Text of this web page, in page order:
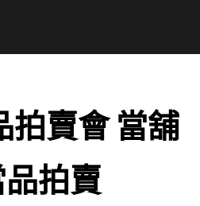
拍賣會 當舖
拍賣